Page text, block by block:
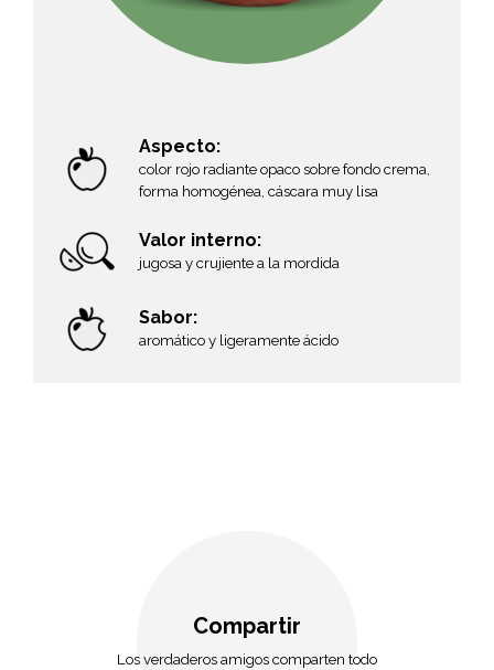
Aspecto:
color rojo radiante opaco sobre fondo crema,
forma homogénea, cáscara muy lisa
Valor interno:
jugosa y crujiente a la mordida
Sabor:
aromático y ligeramente ácido
Compartir
Los verdaderos amigos comparten todo